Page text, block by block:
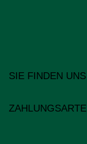
SIE FINDEN